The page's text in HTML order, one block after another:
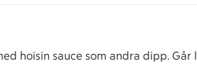
hoisin sauce som andra dipp.